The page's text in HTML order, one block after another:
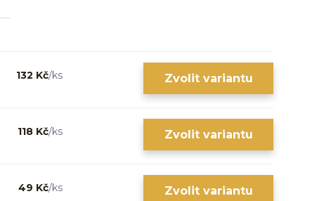
132 Kč/ks Zvolit variantu
118 Kč/ks Zvolit variantu
49 Kč/ks Zvolit variantu